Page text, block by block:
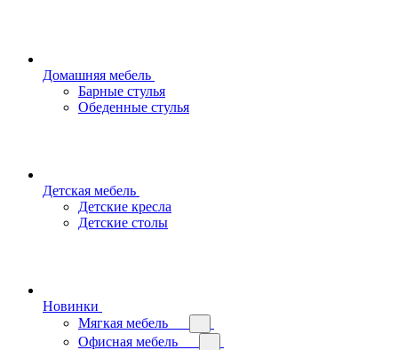
Домашняя мебель
Барные стулья
Обеденные стулья
Детская мебель
Детские кресла
Детские столы
Новинки
Мягкая мебель
Офисная мебель